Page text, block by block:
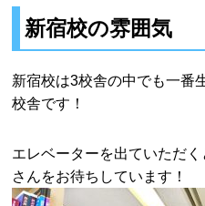
新宿校の雰囲気
新宿校は3校舎の中でも一番
校舎です！
エレベーターを出ていただ
さんをお待ちしています！